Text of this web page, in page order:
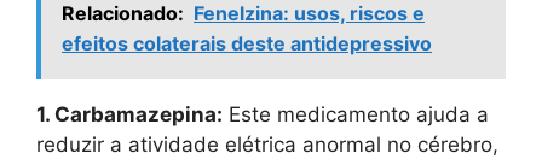
Relacionado: Fenelzina: usos, riscos e
efeitos colaterais deste antidepressivo
1. Carbamazepina: Este medicamento ajuda a
reduzir a atividade elétrica anormal no cérebro,